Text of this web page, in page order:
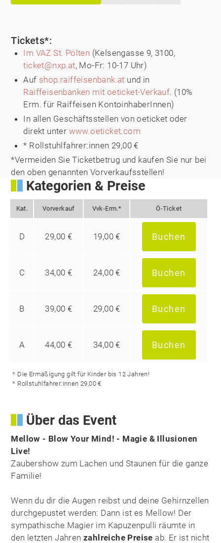
Tickets*:
Im VAZ St. Pölten (Kelsengasse 9, 3100,
ticket@nxp.at, Mo-Fr: 10-17 Uhr)
Auf shop.raiffeisenbank.at und in
Raiffeisenbanken mit oeticket-Verkauf. (10%
Erm. für Raiffeisen KontoinhaberInnen)
In allen Geschäftsstellen von oeticket oder
direkt unter www.oeticket.com
* Rollstuhlfahrer:innen 29,00 €
*Vermeiden Sie Ticketbetrug und kaufen Sie nur bei
den oben genannten Vorverkaufsstellen!
Kategorien & Preise
Kat. Vorverkauf Vvk-Erm.* Ö-Ticket
D 29,00 € 19,00 € Buchen
C 34,00 € 24,00 € Buchen
B 39,00 € 29,00 € Buchen
A 44,00 € 34,00 € Buchen
* Die Ermäßigung gilt für Kinder bis 12 Jahren!
* Rollstuhlfahrer:innen 29,00 €
Über das Event
Mellow - Blow Your Mind! - Magie & Illusionen
Live!
Zaubershow zum Lachen und Staunen für die ganze
Familie!
Wenn du dir die Augen reibst und deine Gehirnzellen
durchgepustet werden: Dann ist es Mellow! Der
sympathische Magier im Kapuzenpulli räumte in
den letzten Jahren zahlreiche Preise ab. Er ist nicht